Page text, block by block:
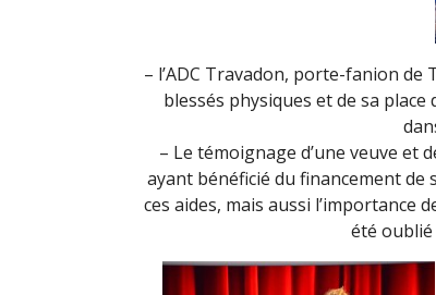
– l’ADC Travadon, porte-fanion
blessés physiques et de sa
– Le témoignage d’une veuve et
ayant bénéficié du financement de
ces aides, mais aussi l’importance
été oublié